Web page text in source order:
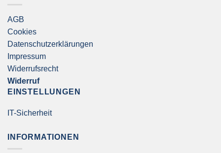
AGB
Cookies
Datenschutzerklärungen
Impressum
Widerrufsrecht
Widerruf
EINSTELLUNGEN
IT-Sicherheit
INFORMATIONEN